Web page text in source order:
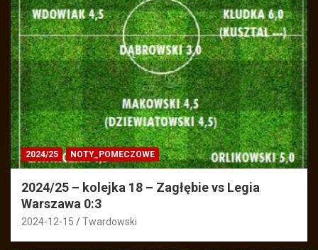
2024/25 NOTY_POMECZOWE
2024/25 – kolejka 18 – Zagłębie vs Legia
Warszawa 0:3
2024-12-15 Twardowski